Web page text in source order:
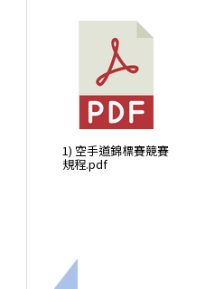
1) 空手道錦標賽競賽
規程.pdf